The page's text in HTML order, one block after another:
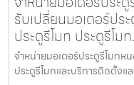
รับเปลี่ยนมอเตอร์ปร
ประตูรีโมท ประตูรีโม
จำหน่ายมอเตอร์ประตูรีโมท
ประตูรีโมทและบริการติดตั้งแ